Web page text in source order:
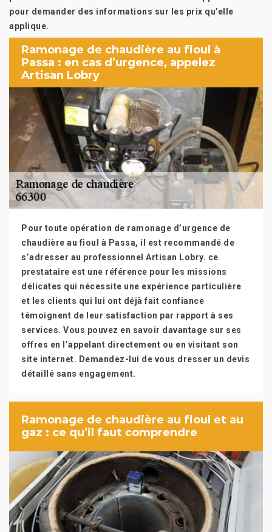
pour demander des informations sur les prix qu’elle
applique.
Ramonage de chaudière au fioul à
Passa : en cas d’urgence, appelez
Artisan Lobry
Pour toute opération de ramonage d’urgence de
chaudière au fioul à Passa, il est recommandé de
s’adresser au professionnel Artisan Lobry. ce
prestataire est une référence pour les missions
délicates qui nécessite une expérience particulière
et les clients qui lui ont déjà fait confiance
témoignent de leur satisfaction par rapport à ses
services. Vous pouvez en savoir davantage sur ses
offres en l’appelant directement ou en visitant son
site internet. Demandez-lui de vous dresser un devis
détaillé sans engagement.
Ramonage de chaudière au fioul et au
gaz : ce qu’il faut comprendre